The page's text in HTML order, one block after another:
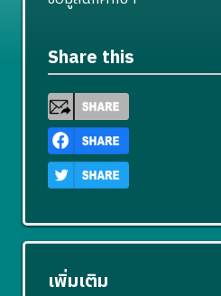
Share this
เพิ่มเติม